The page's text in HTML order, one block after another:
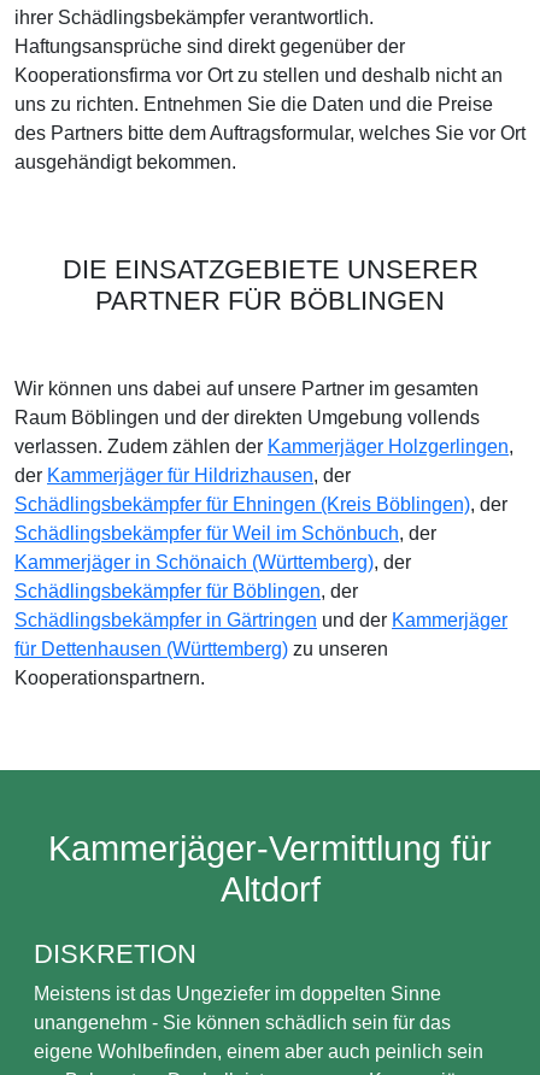
ihrer Schädlingsbekämpfer verantwortlich.
Haftungsansprüche sind direkt gegenüber der
Kooperationsfirma vor Ort zu stellen und deshalb nicht an
uns zu richten. Entnehmen Sie die Daten und die Preise
des Partners bitte dem Auftragsformular, welches Sie vor Ort
ausgehändigt bekommen.
DIE EINSATZGEBIETE UNSERER
PARTNER FÜR BÖBLINGEN
Wir können uns dabei auf unsere Partner im gesamten
Raum Böblingen und der direkten Umgebung vollends
verlassen. Zudem zählen der Kammerjäger Holzgerlingen,
der Kammerjäger für Hildrizhausen, der
Schädlingsbekämpfer für Ehningen (Kreis Böblingen), der
Schädlingsbekämpfer für Weil im Schönbuch, der
Kammerjäger in Schönaich (Württemberg), der
Schädlingsbekämpfer für Böblingen, der
Schädlingsbekämpfer in Gärtringen und der Kammerjäger
für Dettenhausen (Württemberg) zu unseren
Kooperationspartnern.
Kammerjäger-Vermittlung für
Altdorf
DISKRETION
Meistens ist das Ungeziefer im doppelten Sinne
unangenehm - Sie können schädlich sein für das
eigene Wohlbefinden, einem aber auch peinlich sein